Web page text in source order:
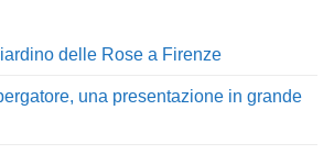
delle Rose a Firenze
una presentazione in grande